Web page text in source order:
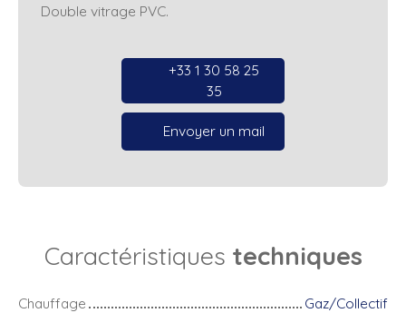
Double vitrage PVC.
+33 1 30 58 25
35
Envoyer un mail
Caractéristiques techniques
Chauffage
Gaz/Collectif